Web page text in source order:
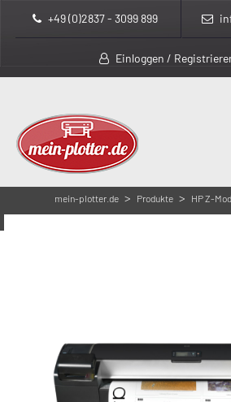
+49 (0)2837 - 3099 899
Einloggen /
mein-plotter.de > Produkte > HP Z-
>